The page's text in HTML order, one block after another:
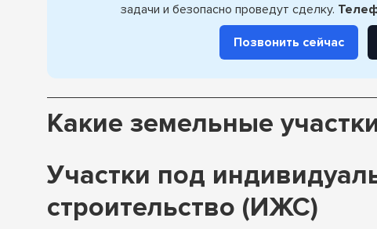
задачи и безопасно проведут сделку.
Позвонить сейчас
Какие земельные
Участки под
строительство (ИЖС)